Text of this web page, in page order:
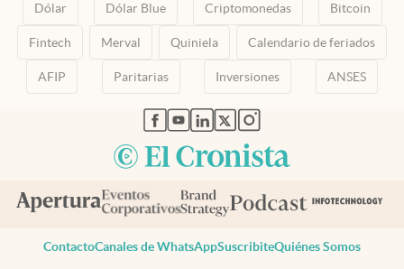
Dólar Dólar Blue Criptomonedas Bitcoin
Fintech Merval Quiniela Calendario de feriados
AFIP Paritarias Inversiones ANSES
abre en nueva pestaña
abre en nueva pestaña
abre en nueva pestaña
abre en nueva pestaña
abre en nueva pestaña
ContactoCanales de WhatsAppSuscribiteQuiénes Somos